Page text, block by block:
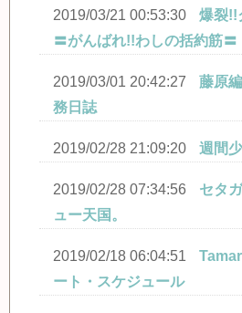
2019/03/21 00:53:30
爆裂
〓がんばれ!!わしの括約筋〓
2019/03/01 20:42:27
藤原
務日誌
2019/02/28 21:09:20 週間
2019/02/28 07:34:56
セタ
ュー天国。
2019/02/18 06:04:51
ート・スケジュール